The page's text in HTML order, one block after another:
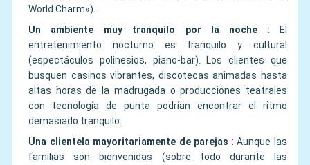
World Charm»).
Un ambiente muy tranquilo por la noche
:
El
entretenimiento nocturno es tranquilo y cultural
(espectáculos polinesios, piano-bar). Los clientes que
busquen casinos vibrantes, discotecas animadas hasta
altas horas de la madrugada o producciones teatrales
con tecnología de punta podrían encontrar el ritmo
demasiado tranquilo.
Una clientela mayoritariamente de parejas :Aunque las
familias son bienvenidas (sobre todo durante las